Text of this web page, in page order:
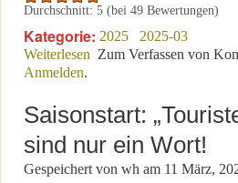
Durchschnitt: 5 (bei 49 Bewertungen)
Kategorie: 2025
2025-03
Weiterlesen über Stört es den
Zum Verfassen von
Anmelden.
Saisonstart:
sind nur ein Wort!
Gespeichert von wh am 11 März,